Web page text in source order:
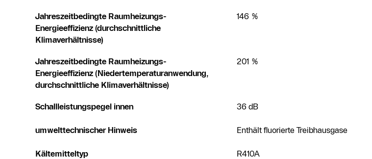
Jahreszeitbedingte Raumheizungs-
Energieeffizienz (durchschnittliche
Klimaverhältnisse)
146 %
Jahreszeitbedingte Raumheizungs-
Energieeffizienz (Niedertemperaturanwendung,
durchschnittliche Klimaverhältnisse)
201 %
Schallleistungspegel innen 36 dB
umwelttechnischer Hinweis Enthält fluorierte Treibhausgase
Kältemitteltyp R410A